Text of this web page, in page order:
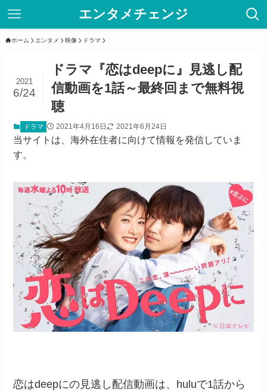
エンタメチェンジ
ホーム エンタメ 映像 ドラマ
ドラマ『恋はdeepに』見逃し配
信動画を1話～最終回まで無料視
聴
2021
6/24
ドラマ 2021年4月16日 2021年6月24日
当サイトは、海外在住者に向けて情報を発信していま
す。
恋はdeepにの見逃し配信動画は、huluで1話から